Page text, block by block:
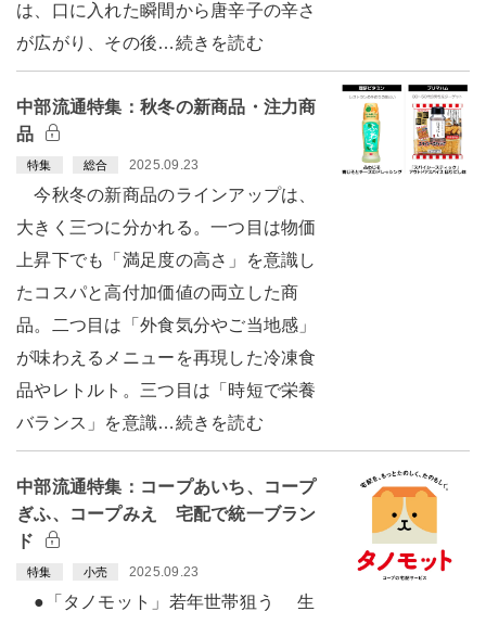
は、口に入れた瞬間から唐辛子の辛さ
が広がり、その後…続きを読む
中部流通特集：秋冬の新商品・注力商
品
特集 総合 2025.09.23
今秋冬の新商品のラインアップは、
大きく三つに分かれる。一つ目は物価
上昇下でも「満足度の高さ」を意識し
たコスパと高付加価値の両立した商
品。二つ目は「外食気分やご当地感」
が味わえるメニューを再現した冷凍食
品やレトルト。三つ目は「時短で栄養
バランス」を意識…続きを読む
中部流通特集：コープあいち、コープ
ぎふ、コープみえ 宅配で統一ブラン
ド
特集 小売 2025.09.23
●「タノモット」若年世帯狙う 生